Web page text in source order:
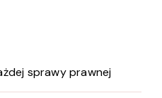
sprawy prawnej